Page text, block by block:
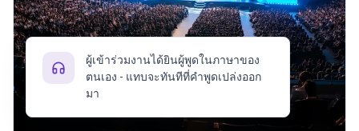
ผู้เข้าร่วมงานได้ยินผู้พูดในภาษาของ
ตนเอง - แทบจะทันทีที่คำพูดเปล่งออก
มา